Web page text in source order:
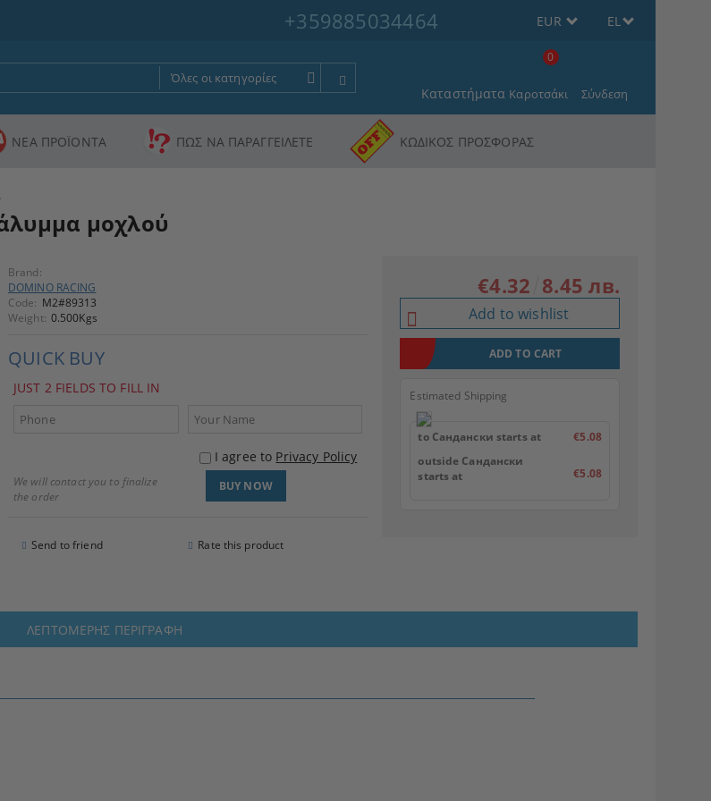
+359885034464 EUR EL
Καταστήματα Καροτσάκι
0
Σύνδεση
ΝΕΑ ΠΡΟΪΟΝΤΑ ΠΩΣ ΝΑ ΠΑΡΑΓΓΕΙΛΕΤΕ ΚΩΔΙΚΟΣ ΠΡΟΣΦΟΡΑΣ
μοχλού
Brand:
DOMINO RACING
Code: M2#89313
Weight: 0.500Kgs
QUICK BUY
JUST 2 FIELDS TO FILL IN
I agree to Privacy Policy
We will contact you to finalize
the order
Send to friend Rate this product
€4.32 8.45 лв.
Add to wishlist
Estimated Shipping
to Сандански starts at
€5.08
outside Сандански
starts at
€5.08
ΛΕΠΤΟΜΕΡΉΣ ΠΕΡΙΓΡΑΦΉ